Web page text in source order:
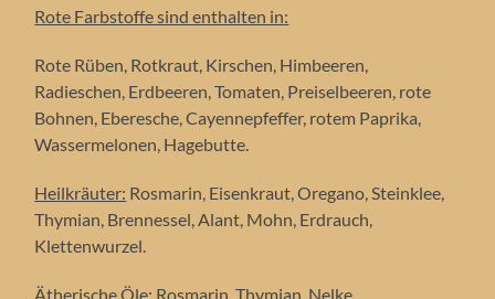
Rote Farbstoffe sind enthalten in:
Rote Rüben, Rotkraut, Kirschen, Himbeeren,
Radieschen, Erdbeeren, Tomaten, Preiselbeeren, rote
Bohnen, Eberesche, Cayennepfeffer, rotem Paprika,
Wassermelonen, Hagebutte.
Heilkräuter: Rosmarin, Eisenkraut, Oregano, Steinklee,
Thymian, Brennessel, Alant, Mohn, Erdrauch,
Klettenwurzel.
Ätherische Öle: Rosmarin, Thymian, Nelke